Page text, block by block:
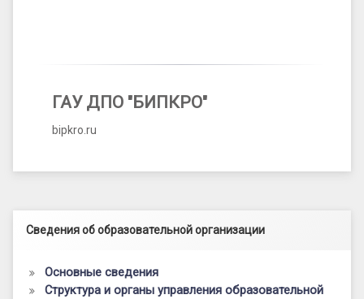
ГАУ ДПО "БИПКРО"
bipkro.ru
Левый сайдбар
Сведения об образовательной организации
Основные сведения
Структура и органы управления образовательной